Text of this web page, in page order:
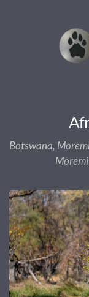
Botswana,